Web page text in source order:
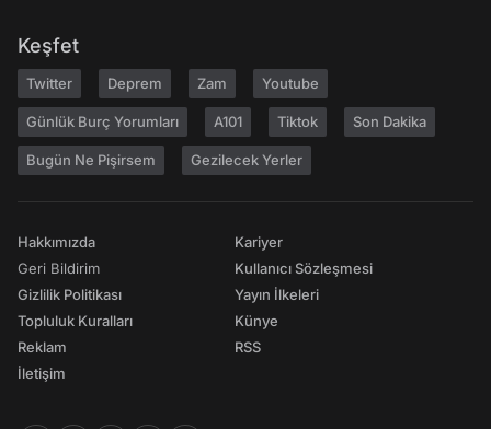
Keşfet
Twitter Deprem Zam Youtube
Günlük Burç Yorumları A101 Tiktok Son Dakika
Bugün Ne Pişirsem Gezilecek Yerler
Hakkımızda
Geri Bildirim
Gizlilik Politikası
Topluluk Kuralları
Reklam
İletişim
Kariyer
Kullanıcı Sözleşmesi
Yayın İlkeleri
Künye
RSS